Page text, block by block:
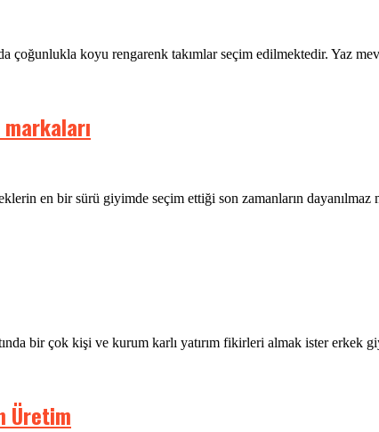
çoğunlukla koyu rengarenk takımlar seçim edilmektedir. Yaz
en bir sürü giyimde seçim ettiği son zamanların
bir çok kişi ve kurum karlı yatırım fikirleri almak ister erkek
Üretim